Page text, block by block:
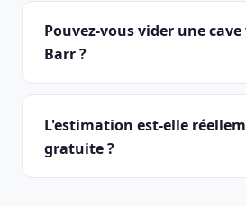
Pouvez-vous vider une
Barr ?
L'estimation est-elle
gratuite ?